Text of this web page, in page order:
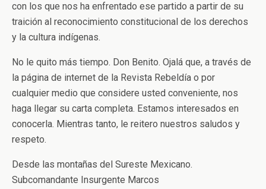
con los que nos ha enfrentado ese partido a partir de su
traición al reconocimiento constitucional de los derechos
y la cultura indígenas.
No le quito más tiempo. Don Benito. Ojalá que, a través de
la página de internet de la Revista Rebeldía o por
cualquier medio que considere usted conveniente, nos
haga llegar su carta completa. Estamos interesados en
conocerla. Mientras tanto, le reitero nuestros saludos y
respeto.
Desde las montañas del Sureste Mexicano.
Subcomandante Insurgente Marcos